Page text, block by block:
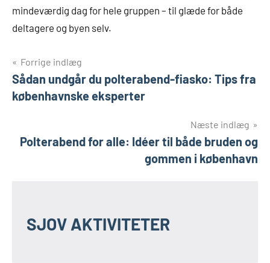
mindeværdig dag for hele gruppen – til glæde for både
deltagere og byen selv.
Indlægsnavigation
Forrige indlæg
Sådan undgår du polterabend-fiasko: Tips fra
københavnske eksperter
Næste indlæg
Polterabend for alle: Idéer til både bruden og
gommen i københavn
SJOV AKTIVITETER